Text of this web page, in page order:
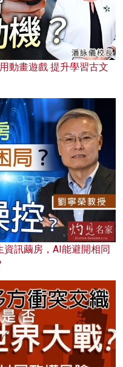
動畫遊戲 提升學習古文
訊繭房，AI能避開相同